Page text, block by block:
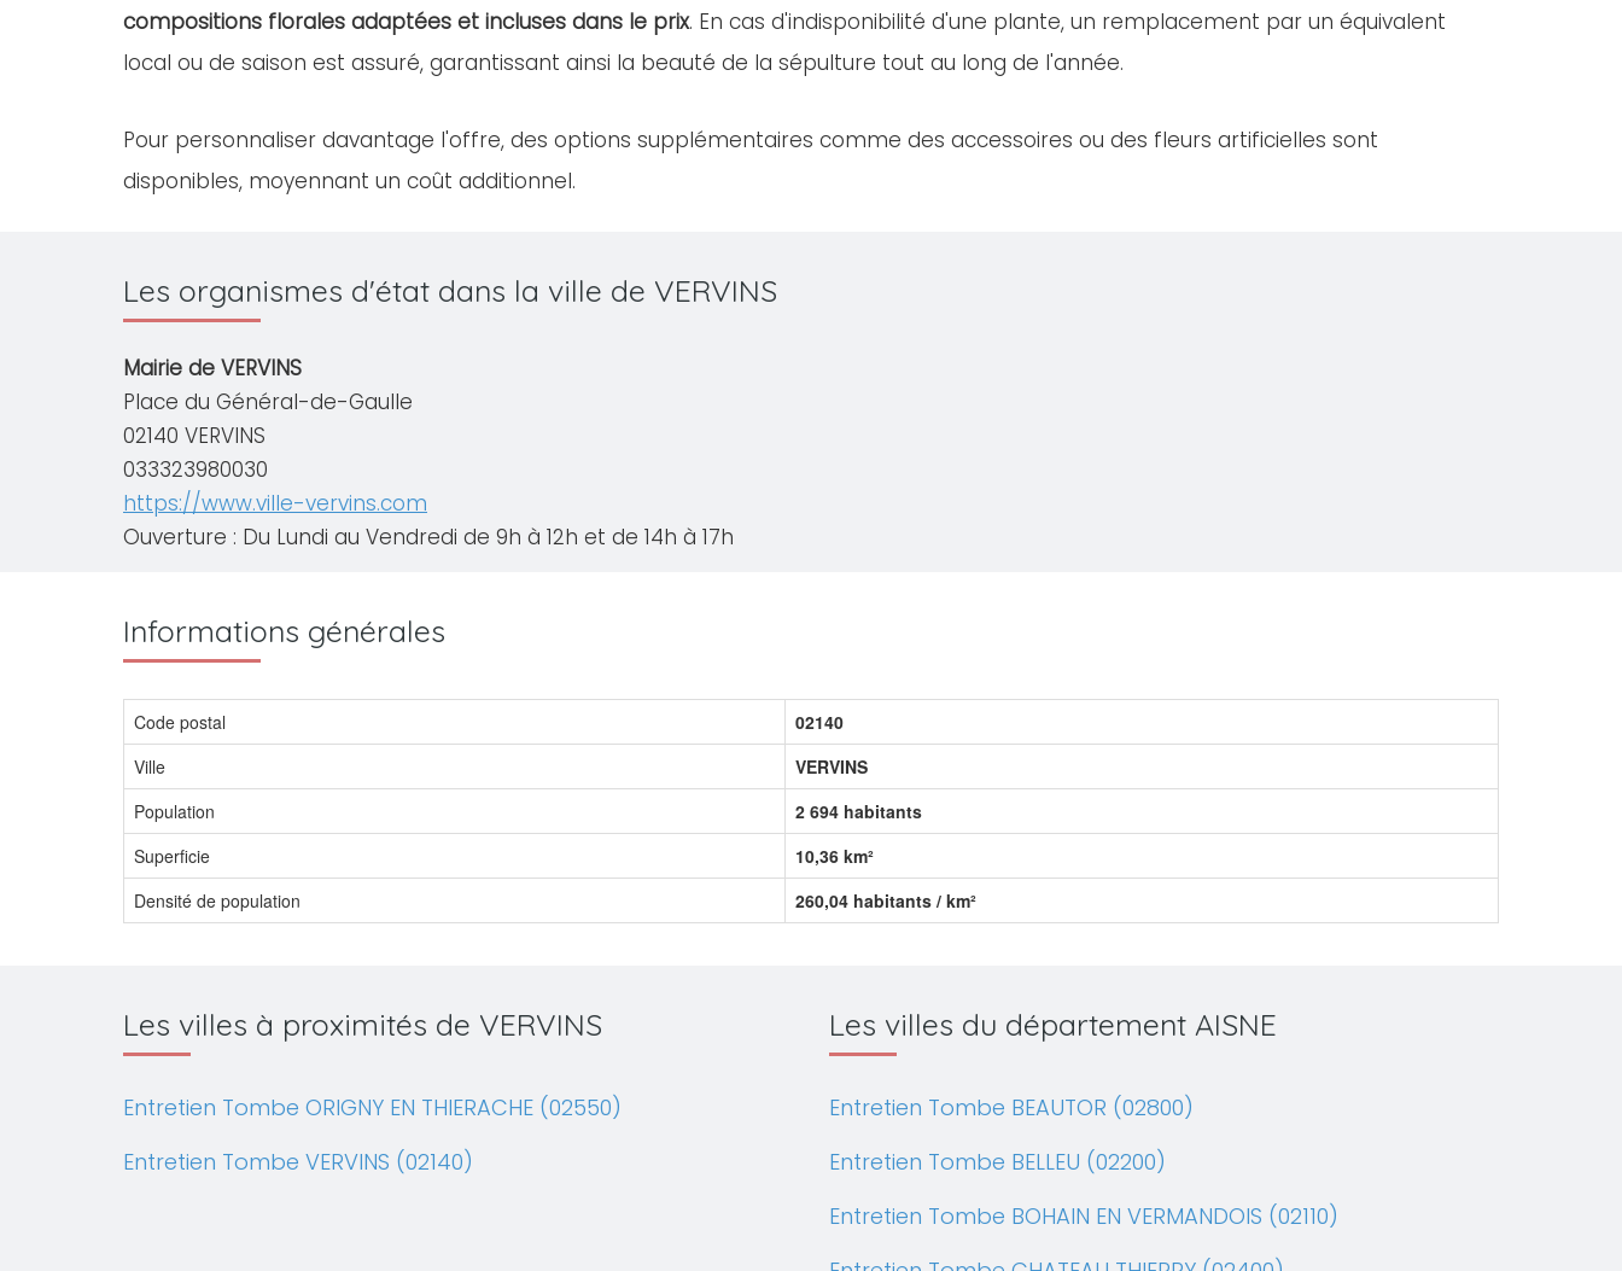
compositions florales adaptées et incluses dans le prix. En cas d'indisponibilité d'une plante, un remplacement par un équivalent
local ou de saison est assuré, garantissant ainsi la beauté de la sépulture tout au long de l'année.
Pour personnaliser davantage l'offre, des options supplémentaires comme des accessoires ou des fleurs artificielles sont
disponibles, moyennant un coût additionnel.
Les organismes d'état dans la ville de VERVINS
Mairie de VERVINS
Place du Général-de-Gaulle
02140 VERVINS
033323980030
https://www.ville-vervins.com
Ouverture : Du Lundi au Vendredi de 9h à 12h et de 14h à 17h
Informations générales
Code postal
02140
Ville
VERVINS
Population
2 694 habitants
Superficie
10,36 km²
Densité de population
260,04 habitants / km²
Les villes à proximités de VERVINS
Entretien Tombe ORIGNY EN THIERACHE (02550)
Entretien Tombe VERVINS (02140)
Les villes du département AISNE
Entretien Tombe BEAUTOR (02800)
Entretien Tombe BELLEU (02200)
Entretien Tombe BOHAIN EN VERMANDOIS (02110)